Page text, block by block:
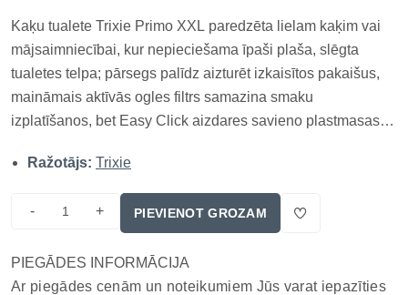
Kaķu tualete Trixie Primo XXL paredzēta lielam kaķim vai
mājsaimniecībai, kur nepieciešama īpaši plaša, slēgta
tualetes telpa; pārsegs palīdz aizturēt izkaisītos pakaišus,
maināmais aktīvās ogles filtrs samazina smaku
izplatīšanos, bet Easy Click aizdares savieno plastmasas
tīrīšanai, nezaudējot stabilu fiksāciju lietošanas laikā; pirms
Ražotājs: Trixie
- + PIEVIENOT GROZAM
PIEGĀDES INFORMĀCIJA
Ar piegādes cenām un noteikumiem Jūs varat iepazīties